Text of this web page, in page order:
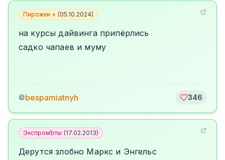
Пирожки + (05.10.2024)
на курсы дайвинга припёрлись
садко чапаев и муму
©bespamiatnyh 346
ЭкспромЪты (17.02.2013)
Дерутся злобно Маркс и Энгельс